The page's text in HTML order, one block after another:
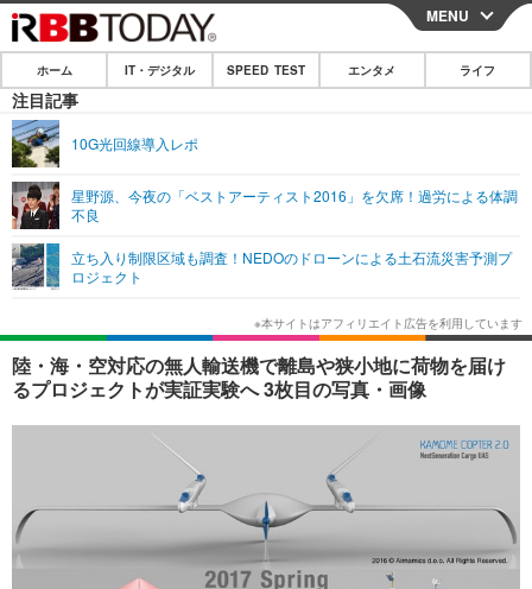
CLOSE
ホーム
IT・デジタル
ショッピング その他
SPEED TEST
エンタメ
エンタメTOP
韓国・芸能
音楽 スポーツ
ショッピング その他
ライフ
ライフTOP グルメ
ペット ショッピング
その他
リリース一覧
プッシュ通知の停止方法
MENU
ホーム IT・デジタル SPEED TEST エンタメ ライフ
注目記事
10G光回線導入レポ
星野源、今夜の「ベストアーティスト2016」を欠席！過労による体調
不良
立ち入り制限区域も調査！NEDOのドローンによる土石流災害予測プ
ロジェクト
陸・海・空対応の無人輸送機で離島や狭小地に荷物を届け
るプロジェクトが実証実験へ 3枚目の写真・画像